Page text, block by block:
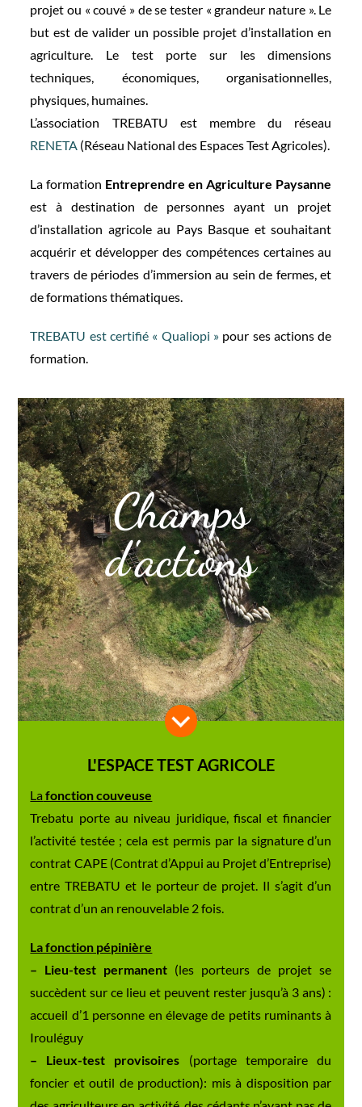
projet ou « couvé » de se tester « grandeur nature ». Le
but est de valider un possible projet d’installation en
agriculture. Le test porte sur les dimensions
techniques, économiques, organisationnelles,
physiques, humaines.
L’association TREBATU est membre du réseau
RENETA (Réseau National des Espaces Test Agricoles).
La formation Entreprendre en Agriculture Paysanne
est à destination de personnes ayant un projet
d’installation agricole au Pays Basque et souhaitant
acquérir et développer des compétences certaines au
travers de périodes d’immersion au sein de fermes, et
de formations thématiques.
TREBATU est certifié « Qualiopi » pour ses actions de
formation.
Champs
d'actions
L'ESPACE TEST AGRICOLE
Lafonction couveuse
Trebatu porte au niveau juridique, fiscal et financier
l’activité testée ; cela est permis par la signature d’un
contrat CAPE (Contrat d’Appui au Projet d’Entreprise)
entre TREBATU et le porteur de projet. Il s’agit d’un
contrat d’un an renouvelable 2 fois.
La fonction pépinière
– Lieu-test permanent (les porteurs de projet se
succèdent sur ce lieu et peuvent rester jusqu’à 3 ans) :
accueil d’1 personne en élevage de petits ruminants à
Irouléguy
– Lieux-test provisoires (portage temporaire du
foncier et outil de production): mis à disposition par